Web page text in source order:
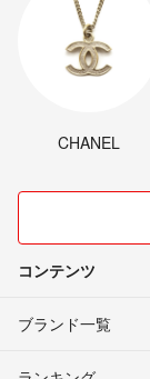
CHANEL
コンテンツ
ブランド一覧